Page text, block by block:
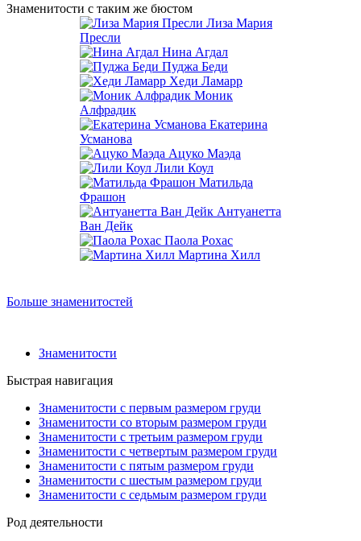
Знаменитости с таким же бюстом
Лиза Мария
Пресли
Нина Агдал
Пуджа Беди
Хеди Ламарр
Моник
Алфрадик
Екатерина
Усманова
Ацуко Маэда
Лили Коул
Матильда
Фрашон
Антуанетта
Ван Дейк
Паола Рохас
Мартина Хилл
Больше знаменитостей
Знаменитости
Быстрая навигация
Знаменитости с первым размером груди
Знаменитости со вторым размером груди
Знаменитости с третьим размером груди
Знаменитости с четвертым размером груди
Знаменитости с пятым размером груди
Знаменитости с шестым размером груди
Знаменитости с седьмым размером груди
Род деятельности